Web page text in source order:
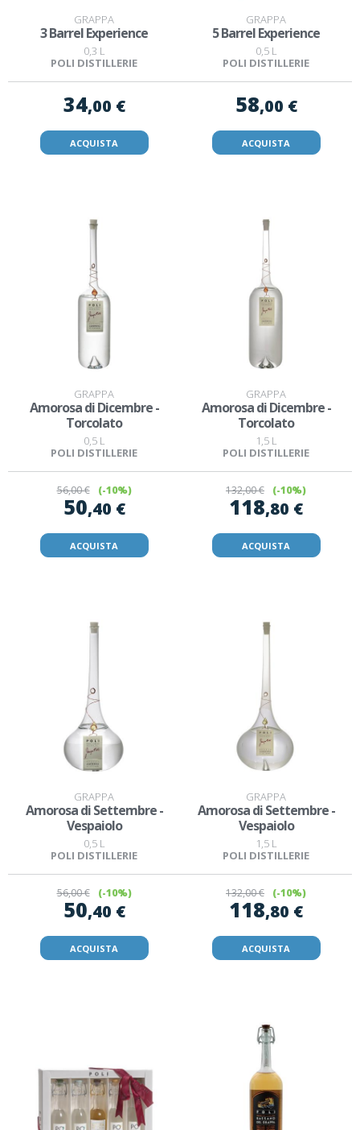
GRAPPA
3 Barrel Experience
0,3 L
POLI DISTILLERIE
34,00 €
ACQUISTA
GRAPPA
5 Barrel Experience
0,5 L
POLI DISTILLERIE
58,00 €
ACQUISTA
GRAPPA
Amorosa di Dicembre -
Torcolato
0,5 L
POLI DISTILLERIE
56,00 € (-10%)
50,40 €
ACQUISTA
GRAPPA
Amorosa di Dicembre -
Torcolato
1,5 L
POLI DISTILLERIE
132,00 € (-10%)
118,80 €
ACQUISTA
GRAPPA
Amorosa di Settembre -
Vespaiolo
0,5 L
POLI DISTILLERIE
56,00 € (-10%)
50,40 €
ACQUISTA
GRAPPA
Amorosa di Settembre -
Vespaiolo
1,5 L
POLI DISTILLERIE
132,00 € (-10%)
118,80 €
ACQUISTA